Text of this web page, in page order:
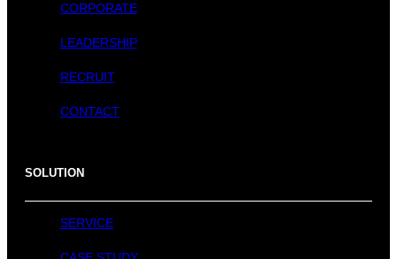
CORPORATE
LEADERSHIP
RECRUIT
CONTACT
SOLUTION
SERVICE